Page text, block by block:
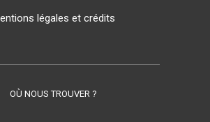
légales et crédits
OÙ NOUS TROUVER ?